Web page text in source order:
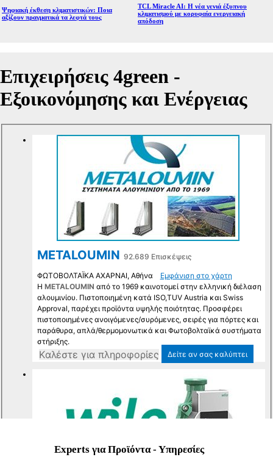
Ψηφιακή έκθεση κλιματιστικών: Ποια
αξίζουν πραγματικά τα λεφτά τους
TCL Miracle AI: Η νέα γενιά έξυπνου
κλιματισμού με κορυφαία ενεργειακή
απόδοση
MuteExperts για Προϊόντα - Υπηρεσίες